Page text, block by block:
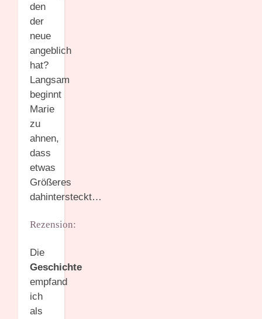
den
der
neue
angeblich
hat?
Langsam
beginnt
Marie
zu
ahnen,
dass
etwas
Größeres
dahintersteckt…
Rezension:
Die
Geschichte
empfand
ich
als